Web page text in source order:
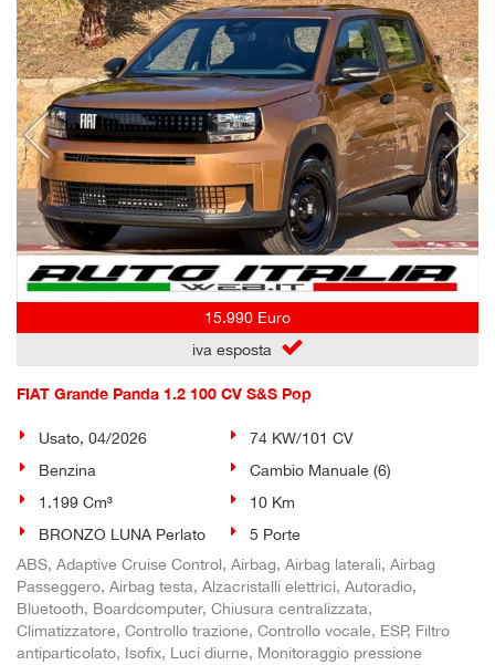
15.990 Euro
iva esposta
FIAT Grande Panda 1.2 100 CV S&S Pop
Usato, 04/2026
74 KW/101 CV
Benzina
Cambio Manuale (6)
1.199 Cm³
10 Km
BRONZO LUNA Perlato
5 Porte
ABS, Adaptive Cruise Control, Airbag, Airbag laterali, Airbag
Passeggero, Airbag testa, Alzacristalli elettrici, Autoradio,
Bluetooth, Boardcomputer, Chiusura centralizzata,
Climatizzatore, Controllo trazione, Controllo vocale, ESP, Filtro
antiparticolato, Isofix, Luci diurne, Monitoraggio pressione